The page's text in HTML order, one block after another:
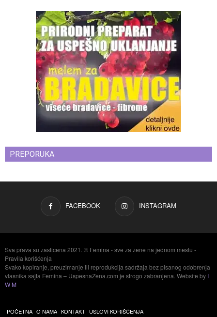
PREPORUKA
FACEBOOK INSTAGRAM
Sva prava su zasticena 2021. © Femina - sve za žene na jednom mestu -
Pravila korišćenja
Svako kopiranje, preuzimanje ili reprodukcija sadržaja bez pisanog odobrenja
vlasnika sajta Femina – UspesnaZena.com je strogo zabranjena. Website by I
W M
POČETNA O NAMA KONTAKT USLOVI KORIŠĆENJA